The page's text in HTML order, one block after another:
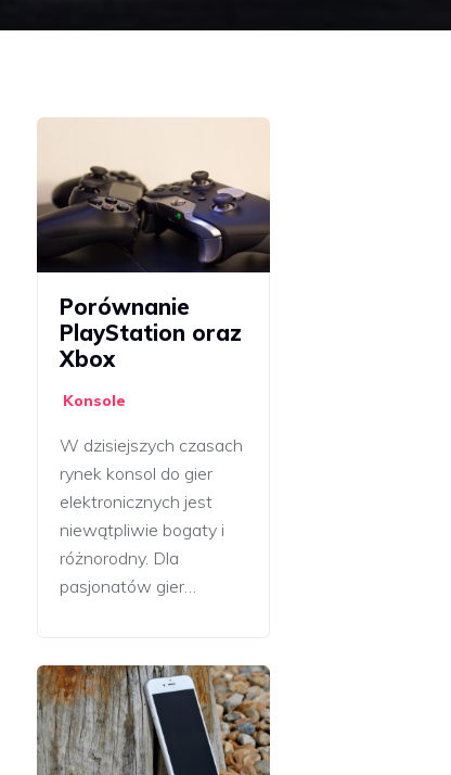
Porównanie
PlayStation oraz
Xbox
Konsole
W dzisiejszych czasach
rynek konsol do gier
elektronicznych jest
niewątpliwie bogaty i
różnorodny. Dla
pasjonatów gier…